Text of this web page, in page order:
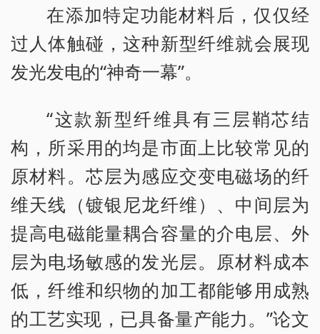
在添加特定功能材料后，仅仅经
过人体触碰，这种新型纤维就会展现
发光发电的“神奇一幕”。
“这款新型纤维具有三层鞘芯结
构，所采用的均是市面上比较常见的
原材料。芯层为感应交变电磁场的纤
维天线（镀银尼龙纤维）、中间层为
提高电磁能量耦合容量的介电层、外
层为电场敏感的发光层。原材料成本
低，纤维和织物的加工都能够用成熟
的工艺实现，已具备量产能力。”论文